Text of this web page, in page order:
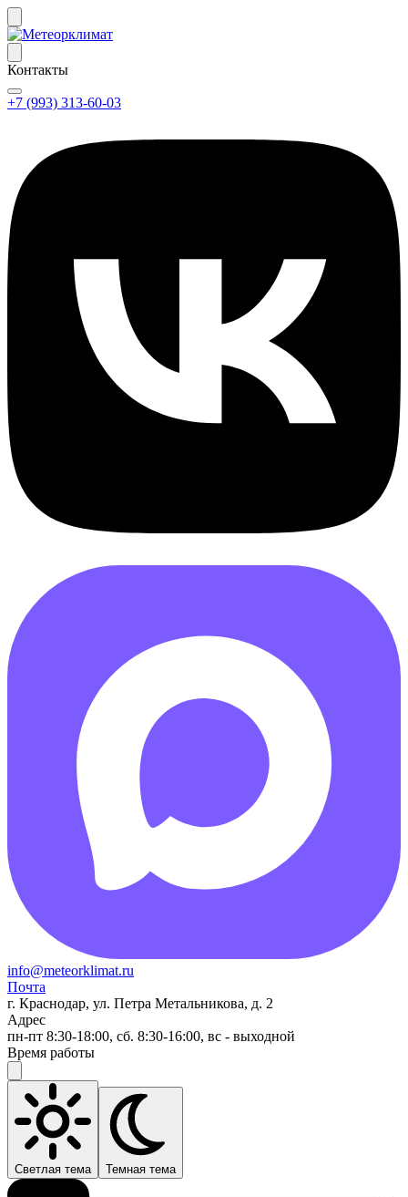
Контакты
+7 (993) 313-60-03
info@meteorklimat.ru
Почта
г. Краснодар, ул. Петра Метальникова, д. 2
Адрес
пн-пт 8:30-18:00, сб. 8:30-16:00, вс - выходной
Время работы
Светлая тема Темная тема